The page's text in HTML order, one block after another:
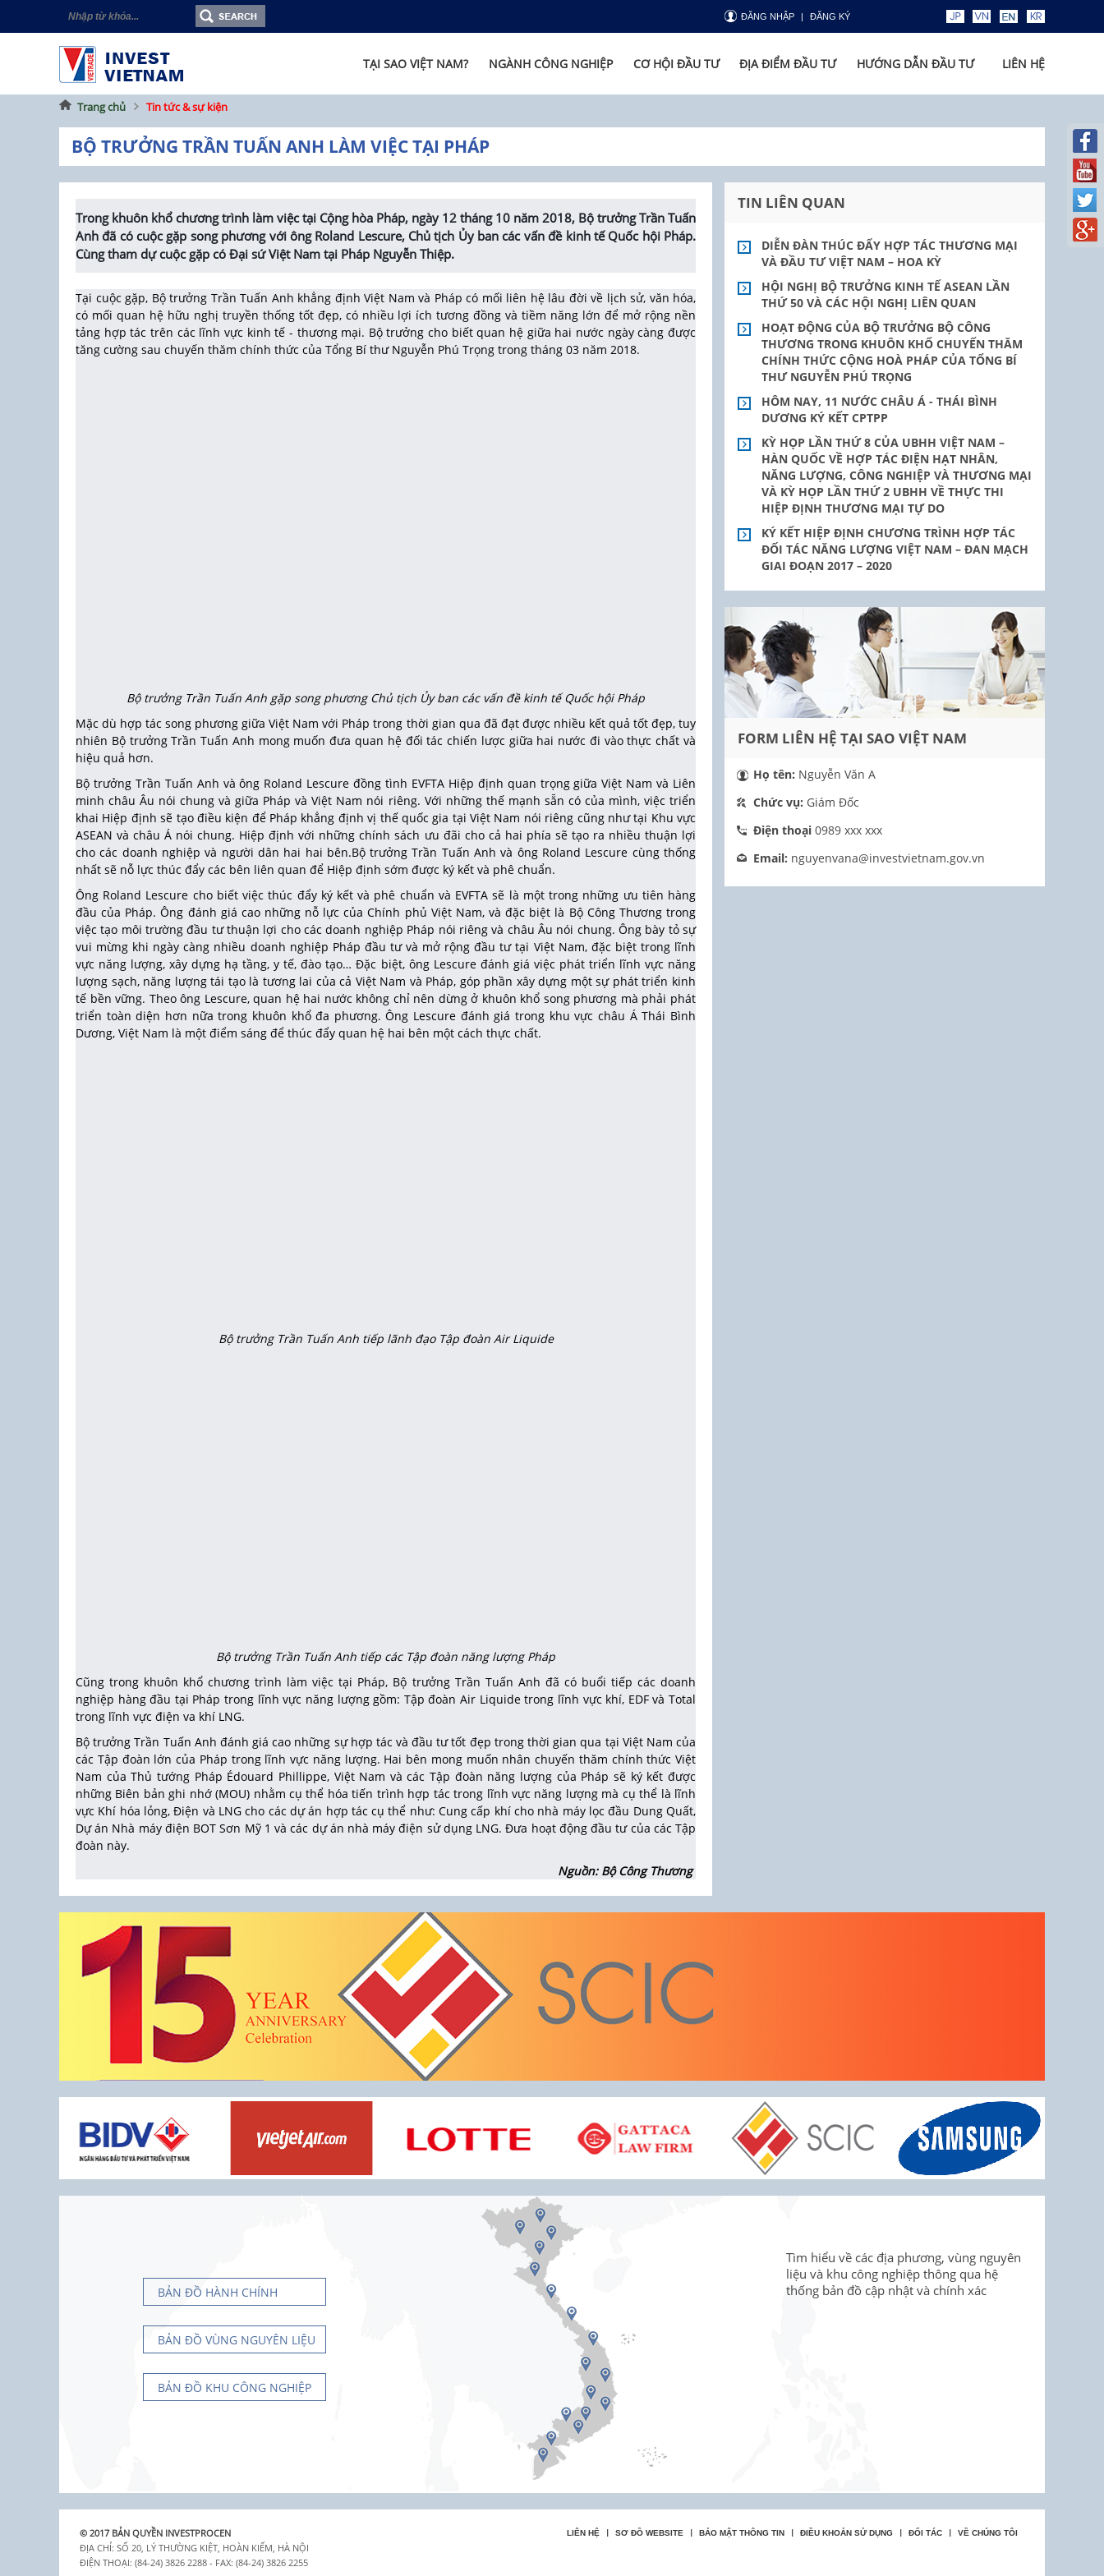
ĐĂNG NHẬP ĐĂNG KÝ
LIÊN HỆ
HƯỚNG DẪN ĐẦU TƯ
ĐỊA ĐIỂM ĐẦU TƯ
CƠ HỘI ĐẦU TƯ
NGÀNH CÔNG NGHIỆP
TẠI SAO VIỆT NAM?
Trang chủ Tin tức & sự kiện
BỘ TRƯỞNG TRẦN TUẤN ANH LÀM VIỆC TẠI PHÁP
Trong khuôn khổ chương trình làm việc tại Cộng hòa Pháp, ngày 12 tháng 10 năm 2018, Bộ trưởng Trần Tuấn
Anh đã có cuộc gặp song phương với ông Roland Lescure, Chủ tịch Ủy ban các vấn đề kinh tế Quốc hội Pháp.
Cùng tham dự cuộc gặp có Đại sứ Việt Nam tại Pháp Nguyễn Thiệp.
Tại cuộc gặp, Bộ trưởng Trần Tuấn Anh khẳng định Việt Nam và Pháp có mối liên hệ lâu đời về lịch sử, văn hóa,
có mối quan hệ hữu nghị truyền thống tốt đẹp, có nhiều lợi ích tương đồng và tiềm năng lớn để mở rộng nền
tảng hợp tác trên các lĩnh vực kinh tế - thương mại. Bộ trưởng cho biết quan hệ giữa hai nước ngày càng được
tăng cường sau chuyến thăm chính thức của Tổng Bí thư Nguyễn Phú Trọng trong tháng 03 năm 2018.
Bộ trưởng Trần Tuấn Anh gặp song phương Chủ tịch Ủy ban các vấn đề kinh tế Quốc hội Pháp
Mặc dù hợp tác song phương giữa Việt Nam với Pháp trong thời gian qua đã đạt được nhiều kết quả tốt đẹp, tuy
nhiên Bộ trưởng Trần Tuấn Anh mong muốn đưa quan hệ đối tác chiến lược giữa hai nước đi vào thực chất và
hiệu quả hơn.
Bộ trưởng Trần Tuấn Anh và ông Roland Lescure đồng tình EVFTA Hiệp định quan trọng giữa Việt Nam và Liên
minh châu Âu nói chung và giữa Pháp và Việt Nam nói riêng. Với những thế mạnh sẵn có của mình, việc triển
khai Hiệp định sẽ tạo điều kiện để Pháp khẳng định vị thế quốc gia tại Việt Nam nói riêng cũng như tại Khu vực
ASEAN và châu Á nói chung. Hiệp định với những chính sách ưu đãi cho cả hai phía sẽ tạo ra nhiều thuận lợi
cho các doanh nghiệp và người dân hai hai bên.Bộ trưởng Trần Tuấn Anh và ông Roland Lescure cùng thống
nhất sẽ nỗ lực thúc đẩy các bên liên quan để Hiệp định sớm được ký kết và phê chuẩn.
Ông Roland Lescure cho biết việc thúc đẩy ký kết và phê chuẩn và EVFTA sẽ là một trong những ưu tiên hàng
đầu của Pháp. Ông đánh giá cao những nỗ lực của Chính phủ Việt Nam, và đặc biệt là Bộ Công Thương trong
việc tạo môi trường đầu tư thuận lợi cho các doanh nghiệp Pháp nói riêng và châu Âu nói chung. Ông bày tỏ sự
vui mừng khi ngày càng nhiều doanh nghiệp Pháp đầu tư và mở rộng đầu tư tại Việt Nam, đặc biệt trong lĩnh
vực năng lượng, xây dựng hạ tầng, y tế, đào tạo… Đặc biệt, ông Lescure đánh giá việc phát triển lĩnh vực năng
lượng sạch, năng lượng tái tạo là tương lai của cả Việt Nam và Pháp, góp phần xây dựng một sự phát triển kinh
tế bền vững. Theo ông Lescure, quan hệ hai nước không chỉ nên dừng ở khuôn khổ song phương mà phải phát
triển toàn diện hơn nữa trong khuôn khổ đa phương. Ông Lescure đánh giá trong khu vực châu Á Thái Bình
Dương, Việt Nam là một điểm sáng để thúc đẩy quan hệ hai bên một cách thực chất.
Bộ trưởng Trần Tuấn Anh tiếp lãnh đạo Tập đoàn Air Liquide
Bộ trưởng Trần Tuấn Anh tiếp các Tập đoàn năng lượng Pháp
Cũng trong khuôn khổ chương trình làm việc tại Pháp, Bộ trưởng Trần Tuấn Anh đã có buổi tiếp các doanh
nghiệp hàng đầu tại Pháp trong lĩnh vực năng lượng gồm: Tập đoàn Air Liquide trong lĩnh vực khí, EDF và Total
trong lĩnh vực điện va khí LNG.
Bộ trưởng Trần Tuấn Anh đánh giá cao những sự hợp tác và đầu tư tốt đẹp trong thời gian qua tại Việt Nam của
các Tập đoàn lớn của Pháp trong lĩnh vực năng lượng. Hai bên mong muốn nhân chuyến thăm chính thức Việt
Nam của Thủ tướng Pháp Édouard Phillippe, Việt Nam và các Tập đoàn năng lượng của Pháp sẽ ký kết được
những Biên bản ghi nhớ (MOU) nhằm cụ thể hóa tiến trình hợp tác trong lĩnh vực năng lượng mà cụ thể là lĩnh
vực Khí hóa lỏng, Điện và LNG cho các dự án hợp tác cụ thể như: Cung cấp khí cho nhà máy lọc đầu Dung Quất,
Dự án Nhà máy điện BOT Sơn Mỹ 1 và các dự án nhà máy điện sử dụng LNG. Đưa hoạt động đầu tư của các Tập
đoàn này.
Nguồn: Bộ Công Thương
TIN LIÊN QUAN
DIỄN ĐÀN THÚC ĐẨY HỢP TÁC THƯƠNG MẠI
VÀ ĐẦU TƯ VIỆT NAM – HOA KỲ
HỘI NGHỊ BỘ TRƯỞNG KINH TẾ ASEAN LẦN
THỨ 50 VÀ CÁC HỘI NGHỊ LIÊN QUAN
HOẠT ĐỘNG CỦA BỘ TRƯỞNG BỘ CÔNG
THƯƠNG TRONG KHUÔN KHỔ CHUYẾN THĂM
CHÍNH THỨC CỘNG HOÀ PHÁP CỦA TỔNG BÍ
THƯ NGUYỄN PHÚ TRỌNG
HÔM NAY, 11 NƯỚC CHÂU Á - THÁI BÌNH
DƯƠNG KÝ KẾT CPTPP
KỲ HỌP LẦN THỨ 8 CỦA UBHH VIỆT NAM –
HÀN QUỐC VỀ HỢP TÁC ĐIỆN HẠT NHÂN,
NĂNG LƯỢNG, CÔNG NGHIỆP VÀ THƯƠNG MẠI
VÀ KỲ HỌP LẦN THỨ 2 UBHH VỀ THỰC THI
HIỆP ĐỊNH THƯƠNG MẠI TỰ DO
KÝ KẾT HIỆP ĐỊNH CHƯƠNG TRÌNH HỢP TÁC
ĐỐI TÁC NĂNG LƯỢNG VIỆT NAM – ĐAN MẠCH
GIAI ĐOẠN 2017 – 2020
FORM LIÊN HỆ TẠI SAO VIỆT NAM
Họ tên: Nguyễn Văn A
Chức vụ: Giám Đốc
Điện thoại 0989 xxx xxx
Email: nguyenvana@investvietnam.gov.vn
BẢN ĐỒ HÀNH CHÍNH
BẢN ĐỒ VÙNG NGUYÊN LIỆU
BẢN ĐỒ KHU CÔNG NGHIỆP
Tìm hiểu về các địa phương, vùng nguyên
liệu và khu công nghiệp thông qua hệ
thống bản đồ cập nhật và chính xác
© 2017 BẢN QUYỀN INVESTPROCEN
ĐỊA CHỈ: SỐ 20, LÝ THƯỜNG KIỆT, HOÀN KIẾM, HÀ NỘI
ĐIỆN THOẠI: (84-24) 3826 2288 - FAX: (84-24) 3826 2255
LIÊN HỆ SƠ ĐỒ WEBSITE BẢO MẬT THÔNG TIN ĐIỀU KHOẢN SỬ DỤNG ĐỐI TÁC VỀ CHÚNG TÔI